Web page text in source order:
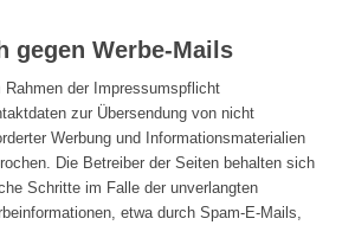
gegen Werbe-Mails
Rahmen der Impressumspflicht
zur Übersendung von nicht
Werbung und Informationsmaterialien
Die Betreiber der Seiten behalten sich
Schritte im Falle der unverlangten
etwa durch Spam-E-Mails,